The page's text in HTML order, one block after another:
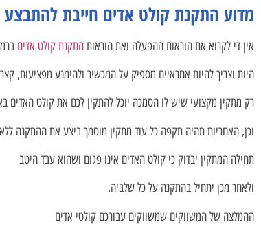
מדוע התקנת קולט אדים חייבת להתבצע
אין די לקרוא את הוראות ההפעלה ואת הוראותהתקנת קולט אדים
היות וצריך להיות אחראיים מספיק על המכשיר ולהימנע מפציעות,
רק מתקין מקצועי שיש לו הסמכה יוכל להתקין לכם את קולט האדים
וכן, האחריות תהיה תקפה כל עוד מתקין מוסמך ביצע את ההתקנה
תחילה המתקין יבדוק כי קולט האדים אינו פגום ושהוא עבד היטב
ולאחר מכן יתחיל בהתקנה על כל שלביה.
ההמלצה של המשווקים שמשווקים עבורכם קולטי אדים